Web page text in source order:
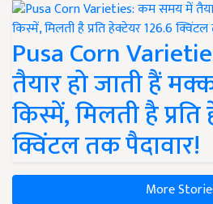
Pusa Corn
तैयार हो जाती हैं
किस्में, मिलती है
क्विंटल तक पैदावार!
More